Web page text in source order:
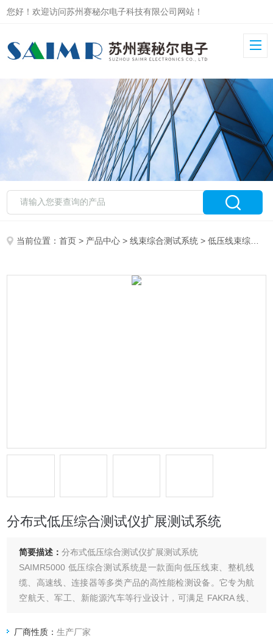
您好！欢迎访问苏州赛秘尔电子科技有限公司网站！
当前位置：首页 > 产品中心 >线束综合测试系统 >低压线束综合测试系统
分布式低压综合测试仪扩展测试系统
简要描述：分布式低压综合测试仪扩展测试系统
SAIMR5000 低压综合测试系统是一款面向低压线束、整机线
缆、高速线、连接器等多类产品的高性能检测设备。它专为航
空航天、军工、新能源汽车等行业设计，可满足 FAKRA 线、
厂商性质：生产厂家